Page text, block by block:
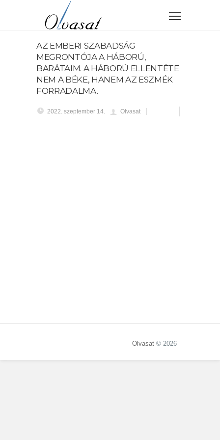
AZ EMBERI SZABADSÁG
MEGRONTÓJA A HÁBORÚ,
BARÁTAIM. A HÁBORÚ ELLENTÉTE
NEM A BÉKE, HANEM AZ ESZMÉK
FORRADALMA.
2022. szeptember 14. Olvasat
Olvasat © 2026